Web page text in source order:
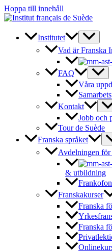
Hoppa till innehåll
Institutet
Vad är Franska
FAQ
Våra
Kontakt
Jobb och
Tour de Suède
Franska språket
Avdelningen för
& utbildning
Franskakurser
Franska
Franska